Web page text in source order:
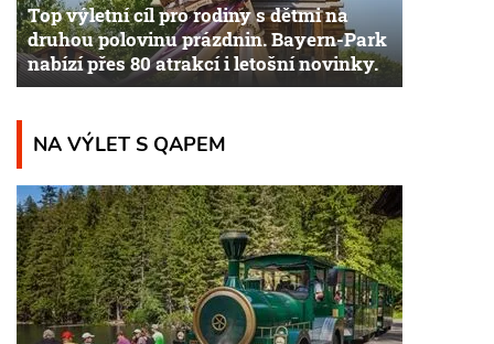
Top výletní cíl pro rodiny s dětmi na
druhou polovinu prázdnin. Bayern-Park
nabízí přes 80 atrakcí i letošní novinky.
NA VÝLET S QAPEM